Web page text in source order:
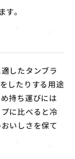
。
したタンブラ
したりする用途
持ち運びには
に比べると冷
いしさを保て